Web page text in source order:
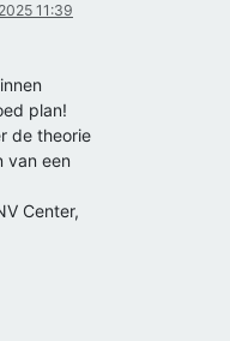
11:39
plan!
de theorie
van een
Center,